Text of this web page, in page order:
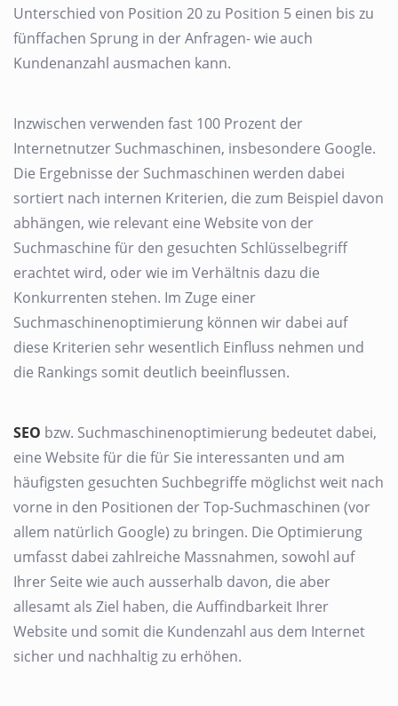
Unterschied von Position 20 zu Position 5 einen bis zu
fünffachen Sprung in der Anfragen- wie auch
Kundenanzahl ausmachen kann.
Inzwischen verwenden fast 100 Prozent der
Internetnutzer Suchmaschinen, insbesondere Google.
Die Ergebnisse der Suchmaschinen werden dabei
sortiert nach internen Kriterien, die zum Beispiel davon
abhängen, wie relevant eine Website von der
Suchmaschine für den gesuchten Schlüsselbegriff
erachtet wird, oder wie im Verhältnis dazu die
Konkurrenten stehen. Im Zuge einer
Suchmaschinenoptimierung können wir dabei auf
diese Kriterien sehr wesentlich Einfluss nehmen und
die Rankings somit deutlich beeinflussen.
SEO bzw. Suchmaschinenoptimierung bedeutet dabei,
eine Website für die für Sie interessanten und am
häufigsten gesuchten Suchbegriffe möglichst weit nach
vorne in den Positionen der Top-Suchmaschinen (vor
allem natürlich Google) zu bringen. Die Optimierung
umfasst dabei zahlreiche Massnahmen, sowohl auf
Ihrer Seite wie auch ausserhalb davon, die aber
allesamt als Ziel haben, die Auffindbarkeit Ihrer
Website und somit die Kundenzahl aus dem Internet
sicher und nachhaltig zu erhöhen.